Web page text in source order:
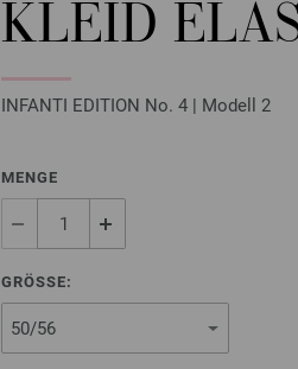
KLEID
INFANTI EDITION No. 4 | Modell 2
MENGE
GRÖSSE: